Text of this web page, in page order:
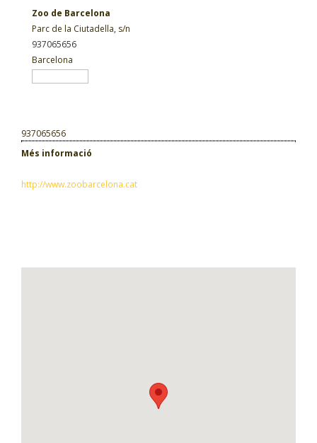
Zoo de Barcelona
Parc de la Ciutadella, s/n
937065656
Barcelona
937065656
Més informació
http://www.zoobarcelona.cat